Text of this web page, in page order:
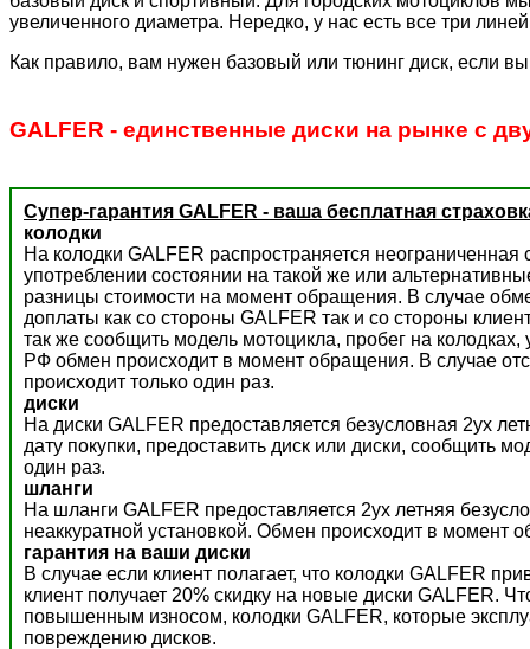
увеличенного диаметра. Нередко, у нас есть все три
Как правило, вам нужен базовый или тюнинг диск, если
GALFER - единственные диски на рынке с
Супер-гарантия GALFER - ваша бесплатная
колодки
На колодки GALFER распространяется
употреблении состоянии на такой же или
разницы стоимости на момент обращения. В случае
доплаты как со стороны GALFER так и со стороны
так же сообщить модель мотоцикла, пробег на
РФ обмен происходит в момент обращения. В случае
происходит только один раз.
диски
На диски GALFER предоставляется безусловная 2ух
дату покупки, предоставить диск или диски, сообщить
один раз.
шланги
На шланги GALFER предоставляется 2ух летняя
неаккуратной установкой. Обмен происходит в момент
гарантия на ваши диски
В случае если клиент полагает, что колодки GALFER
клиент получает 20% скидку на новые диски GALFER.
повышенным износом, колодки GALFER, которые
повреждению дисков.